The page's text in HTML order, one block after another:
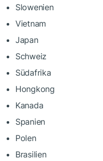
Slowenien
Vietnam
Japan
Schweiz
Südafrika
Hongkong
Kanada
Spanien
Polen
Brasilien